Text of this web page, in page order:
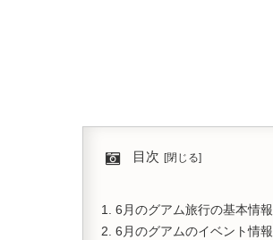
目次
6月のグアム旅行の基本情報
6月のグアムのイベント情報